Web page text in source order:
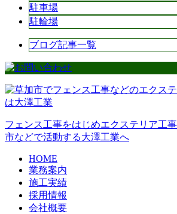
駐車場
駐輪場
ブログ記事一覧
フェンス工事をはじめエクステリア工
市などで活動する大澤工業へ
HOME
業務案内
施工実績
採用情報
会社概要